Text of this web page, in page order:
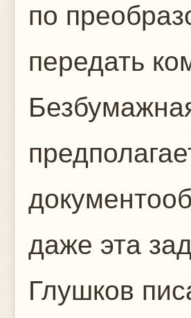
по
передать
даже эта
Глушков